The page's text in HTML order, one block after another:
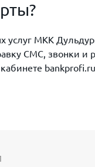
услуг МКК
СМС, звонки